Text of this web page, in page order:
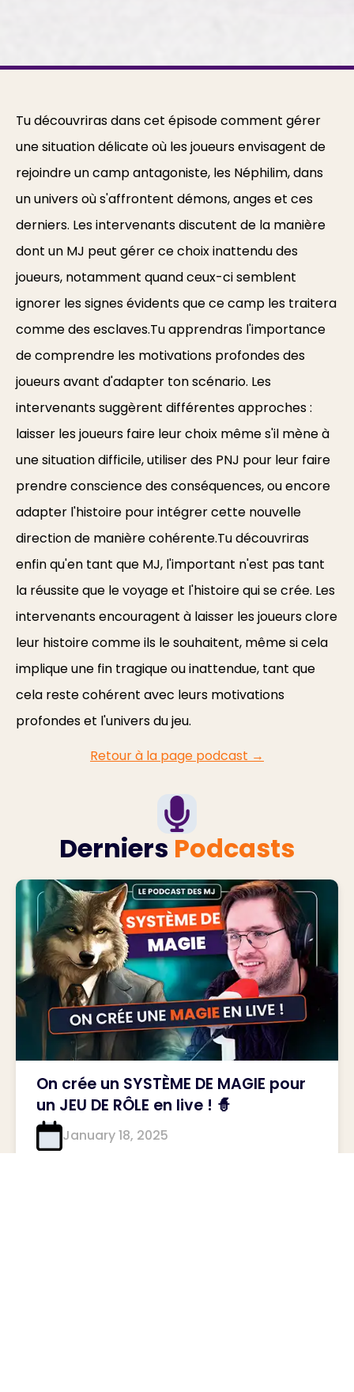
Tu découvriras dans cet épisode comment gérer
une situation délicate où les joueurs envisagent de
rejoindre un camp antagoniste, les Néphilim, dans
un univers où s'affrontent démons, anges et ces
derniers. Les intervenants discutent de la manière
dont un MJ peut gérer ce choix inattendu des
joueurs, notamment quand ceux-ci semblent
ignorer les signes évidents que ce camp les traitera
comme des esclaves.Tu apprendras l'importance
de comprendre les motivations profondes des
joueurs avant d'adapter ton scénario. Les
intervenants suggèrent différentes approches :
laisser les joueurs faire leur choix même s'il mène à
une situation difficile, utiliser des PNJ pour leur faire
prendre conscience des conséquences, ou encore
adapter l'histoire pour intégrer cette nouvelle
direction de manière cohérente.Tu découvriras
enfin qu'en tant que MJ, l'important n'est pas tant
la réussite que le voyage et l'histoire qui se crée. Les
intervenants encouragent à laisser les joueurs clore
leur histoire comme ils le souhaitent, même si cela
implique une fin tragique ou inattendue, tant que
cela reste cohérent avec leurs motivations
profondes et l'univers du jeu.
Retour à la page podcast →
Derniers Podcasts
On crée un SYSTÈME DE MAGIE pour
un JEU DE RÔLE en live ! 🧙
January 18, 2025